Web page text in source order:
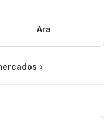
Ara